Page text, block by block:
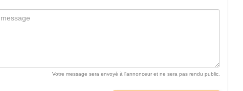
Votre message sera envoyé à l'annonceur et ne sera pas rendu public.